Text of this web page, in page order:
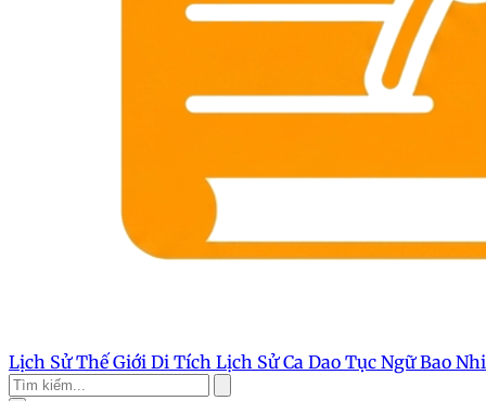
Lịch Sử Thế Giới Di Tích Lịch SửCa Dao Tục NgữBao